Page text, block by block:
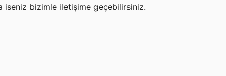
iseniz bizimle iletişime geçebilirsiniz.